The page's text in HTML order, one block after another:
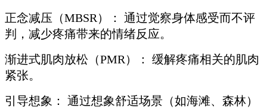
正念减压（MBSR）： 通过觉察身体感受而不评
判，减少疼痛带来的情绪反应。
渐进式肌肉放松（PMR）： 缓解疼痛相关的肌肉
紧张。
引导想象： 通过想象舒适场景（如海滩、森林）